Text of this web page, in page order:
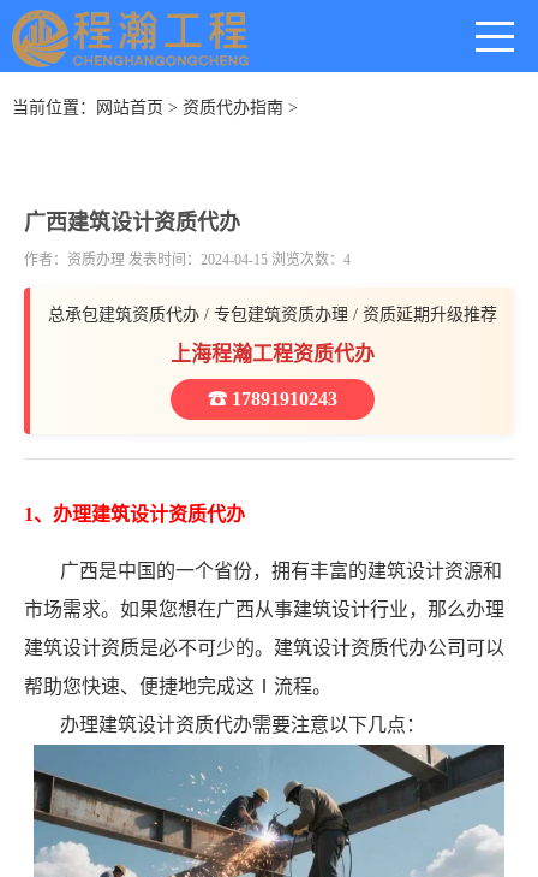
当前位置： 网站首页 > 资质代办指南 >
广西建筑设计资质代办
作者：资质办理 发表时间：2024-04-15 浏览次数：4
总承包建筑资质代办 / 专包建筑资质办理 / 资质延期升级推荐
上海程瀚工程资质代办
☎ 17891910243
1、办理建筑设计资质代办
广西是中国的一个省份，拥有丰富的建筑设计资源和
市场需求。如果您想在广西从事建筑设计行业，那么办理
建筑设计资质是必不可少的。建筑设计资质代办公司可以
帮助您快速、便捷地完成这Ⅰ流程。
办理建筑设计资质代办需要注意以下几点：